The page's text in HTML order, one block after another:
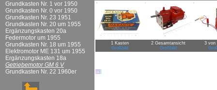
Grundkasten Nr. 1 vor 1950
Grundkasten Nr. 0 vor 1950
Grundkasten Nr. 23 1951
Grundkasten Nr. 20 um 1955
Ergänzungskasten 20a
Federmotor um 1955
Grundkasten Nr. 18 um 1955
Elektromotor ME 131 um 1955
Ergänzungskasten 18a
Getriebemotor GM 6 V
Grundkasten Nr. 22 1960er
1 Kasten
Großbild
2 Gesamtansicht
Großbild
3 von